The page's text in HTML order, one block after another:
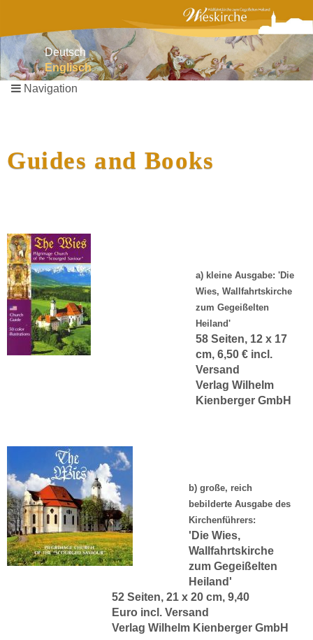
Deutsch
Englisch
Skip
Navigation
Guides and Books
a) kleine Ausgabe: 'Die
Wies, Wallfahrtskirche
zum Gegeißelten
Heiland'
58 Seiten, 12 x 17
cm, 6,50 € incl.
Versand
Verlag Wilhelm
Kienberger GmbH
b) große, reich
bebilderte Ausgabe des
Kirchenführers:
'Die Wies,
Wallfahrtskirche
zum Gegeißelten
Heiland'
52 Seiten, 21 x 20 cm, 9,40
Euro incl. Versand
Verlag Wilhelm Kienberger GmbH